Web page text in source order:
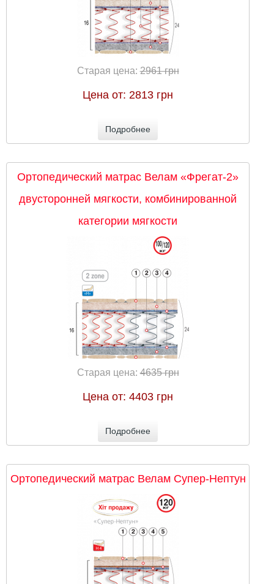
Старая цена:2961 грн
Цена от: 2813 грн
Подробнее
Ортопедический матрас Велам «Фрегат-2»
двусторонней мягкости, комбинированной
категории мягкости
Старая цена:4635 грн
Цена от:4403 грн
Подробнее
Ортопедический матрас Велам Супер-Нептун